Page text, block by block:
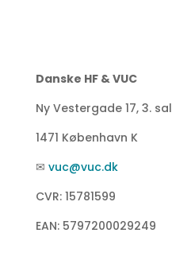
Danske HF & VUC
Ny Vestergade 17, 3. sal
1471 København K
✉ vuc@vuc.dk
CVR: 15781599
EAN: 5797200029249